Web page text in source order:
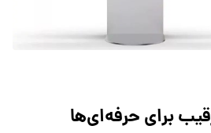
برای حرفه‌ای‌ها